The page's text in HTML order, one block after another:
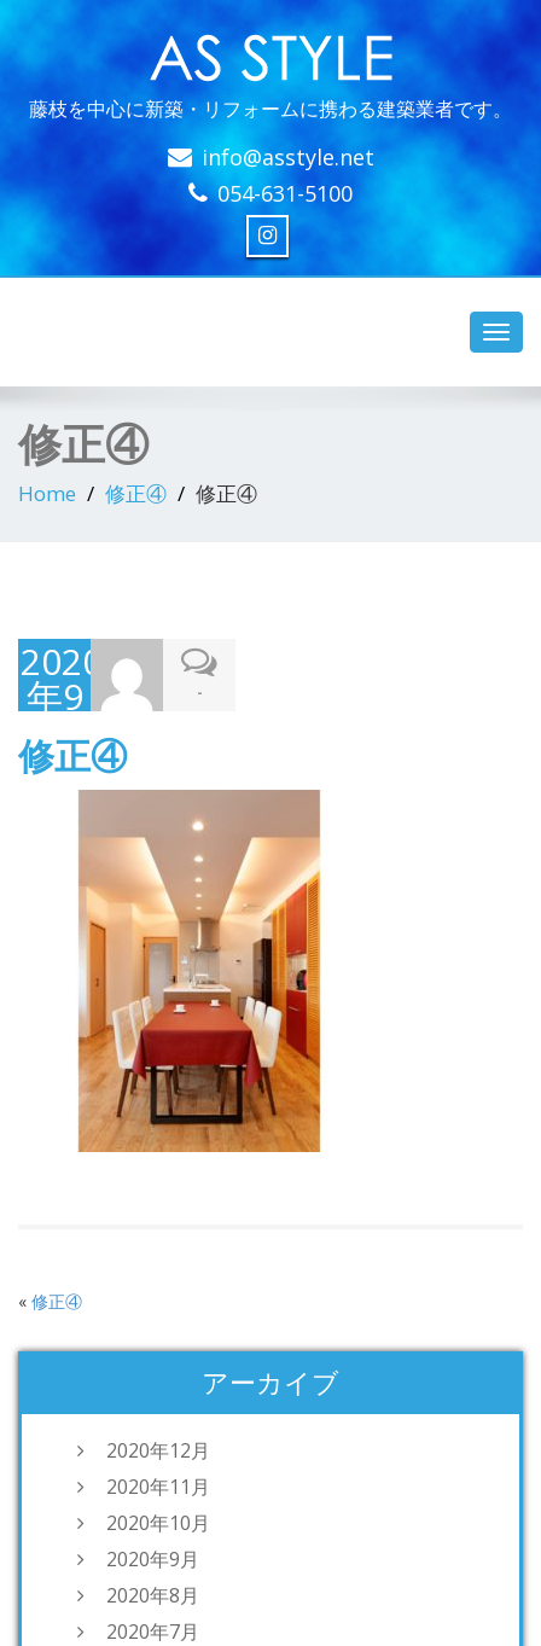
藤枝を中心に新築・リフォームに携わる建築業者です。
info@asstyle.net
054-631-5100
修正④
Home 修正④ 修正④
2020
年9
月
11
-
修正④
« 修正④
アーカイブ
2020年12月
2020年11月
2020年10月
2020年9月
2020年8月
2020年7月